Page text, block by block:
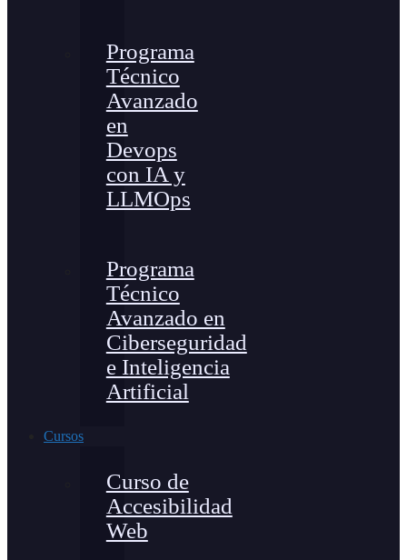
Programa
Técnico
Avanzado
en
Devops
con IA y
LLMOps
Programa
Técnico
Avanzado en
Ciberseguridad
e Inteligencia
Artificial
Cursos
Curso de
Accesibilidad
Web